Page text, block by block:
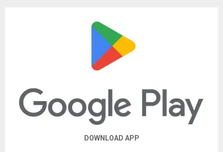
DOWNLOAD APP